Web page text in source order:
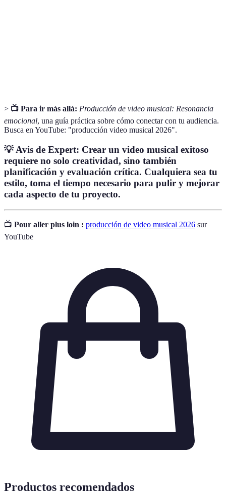
> 📺 Para ir más allá: Producción de video musical: Resonancia
emocional, una guía práctica sobre cómo conectar con tu audiencia.
Busca en YouTube: "producción video musical 2026".
💡 Avis de Expert: Crear un video musical exitoso
requiere no solo creatividad, sino también
planificación y evaluación crítica. Cualquiera sea tu
estilo, toma el tiempo necesario para pulir y mejorar
cada aspecto de tu proyecto.
📺 Pour aller plus loin : producción de video musical 2026 sur
YouTube
Productos recomendados